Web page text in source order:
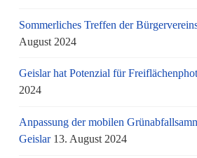
Sommerliches Treffen der
August 2024
Geislar hat Potenzial für
2024
Anpassung der mobilen
Geislar 13. August 2024